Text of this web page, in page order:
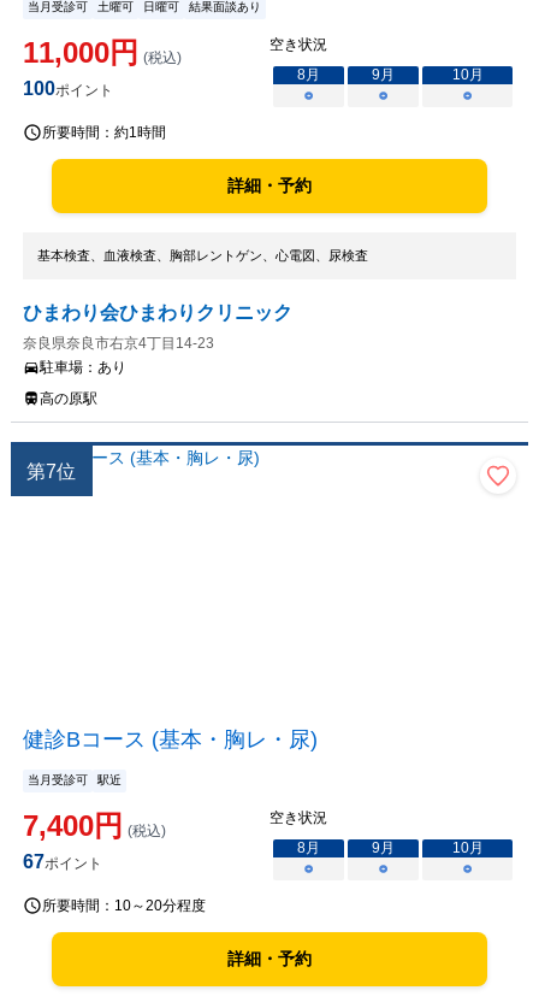
当月受診可 土曜可 日曜可 結果面談あり
11,000円 (税込)
100ポイント
空き状況
8月 9月 10月
○
○ ○
所要時間： 約1時間
詳細・予約
基本検査、血液検査、胸部レントゲン、心電図、尿検査
ひまわり会ひまわりクリニック
奈良県奈良市右京4丁目14-23
駐車場： あり
高の原駅
第7位
健診Bコース (基本・胸レ・尿)
当月受診可 駅近
7,400円 (税込)
67ポイント
空き状況
8月 9月 10月
○
○ ○
所要時間： 10～20分程度
詳細・予約